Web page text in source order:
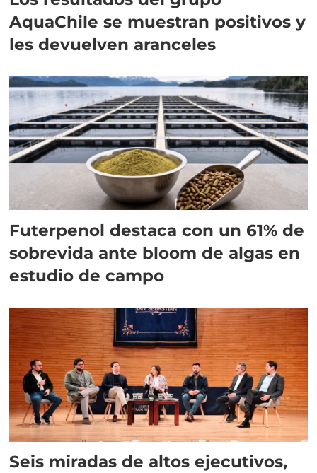
AquaChile se muestran positivos y
les devuelven aranceles
Futerpenol destaca con un 61% de
sobrevida ante bloom de algas en
estudio de campo
Seis miradas de altos ejecutivos,